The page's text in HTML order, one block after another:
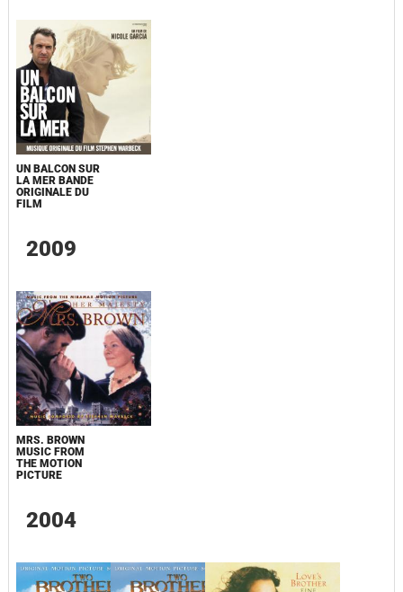
UN BALCON SUR
LA MER BANDE
ORIGINALE DU
FILM
2009
MRS. BROWN
MUSIC FROM
THE MOTION
PICTURE
2004